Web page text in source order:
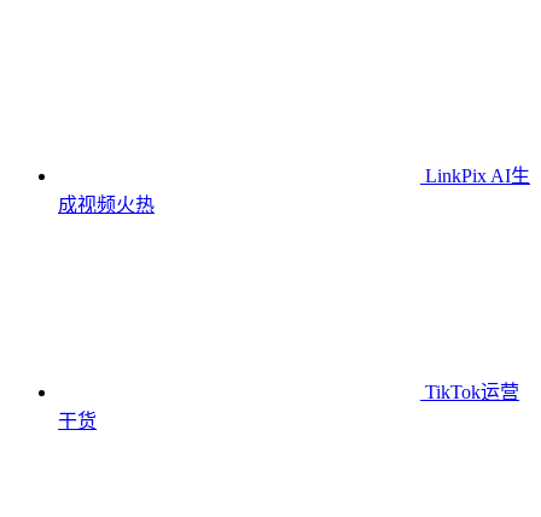
LinkPix AI生
成视频火热
TikTok运营
干货